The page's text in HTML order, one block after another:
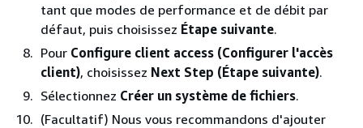
tant que modes de performance et de débit par
défaut, puis choisissez Étape suivante.
Pour Configure client access (Configurer l'accès
client), choisissez Next Step (Étape suivante).
Sélectionnez Créer un système de fichiers.
(Facultatif) Nous vous recommandons d'ajouter